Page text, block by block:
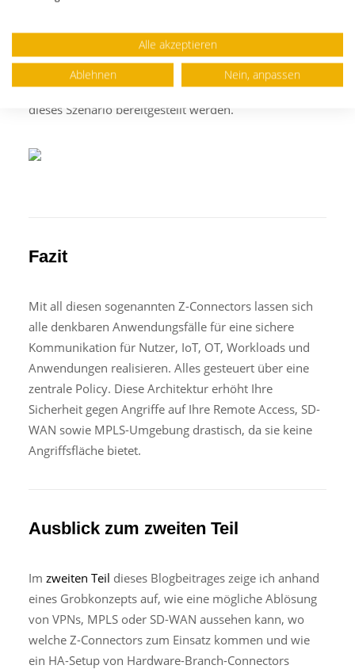
konfiguriert werden, dass die Clients von aussen auf
die Service-Edge zugreifen können. Es wird
empfohlen, dass nur kritische Anwendungen für
dieses Szenario bereitgestellt werden.
Fazit
Mit all diesen sogenannten Z-Connectors lassen sich
alle denkbaren Anwendungsfälle für eine sichere
Kommunikation für Nutzer, IoT, OT, Workloads und
Anwendungen realisieren. Alles gesteuert über eine
zentrale Policy. Diese Architektur erhöht Ihre
Sicherheit gegen Angriffe auf Ihre Remote Access, SD-
WAN sowie MPLS-Umgebung drastisch, da sie keine
Angriffsfläche bietet.
Ausblick zum zweiten Teil
Im zweiten Teil dieses Blogbeitrages zeige ich anhand
eines Grobkonzepts auf, wie eine mögliche Ablösung
von VPNs, MPLS oder SD-WAN aussehen kann, wo
welche Z-Connectors zum Einsatz kommen und wie
ein HA-Setup von Hardware-Branch-Connectors
Alle akzeptieren
Ablehnen
Nein, anpassen